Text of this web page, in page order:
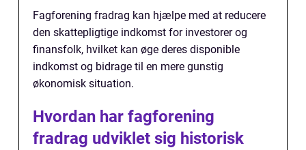
Fagforening fradrag kan hjælpe med at reducere
den skattepligtige indkomst for investorer og
finansfolk, hvilket kan øge deres disponible
indkomst og bidrage til en mere gunstig
økonomisk situation.
Hvordan har fagforening
fradrag udviklet sig historisk